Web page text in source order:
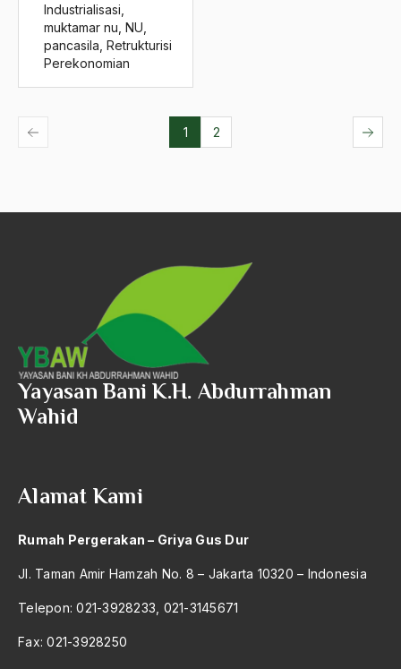
Industrialisasi
muktamar nu NU
pancasila Retrukturisi
Perekonomian
1 2
Yayasan Bani K.H. Abdurrahman
Wahid
Alamat Kami
Rumah Pergerakan – Griya Gus Dur
Jl. Taman Amir Hamzah No. 8 – Jakarta 10320 – Indonesia
Telepon: 021-3928233, 021-3145671
Fax: 021-3928250